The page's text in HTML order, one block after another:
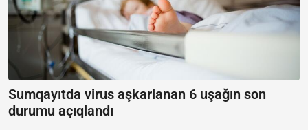
Sumqayıtda virus aşkarlanan 6 uşağın son
durumu açıqlandı